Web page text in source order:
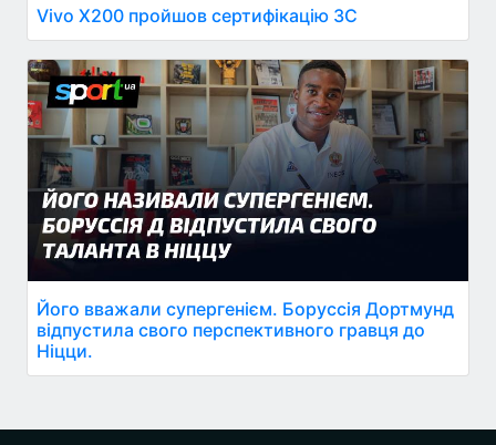
Vivo X200 пройшов сертифікацію 3C
Його вважали супергенієм. Боруссія Дортмунд
відпустила свого перспективного гравця до
Ніцци.